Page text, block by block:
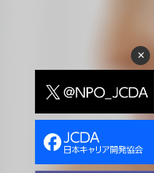
×
ろく金の糸
啓発交流会の活動報告
ウンロード（ピアトレ）